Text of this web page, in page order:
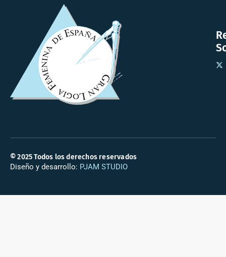
© 2025 Todos los derechos reservados
Diseño y desarrollo: PJAM STUDIO